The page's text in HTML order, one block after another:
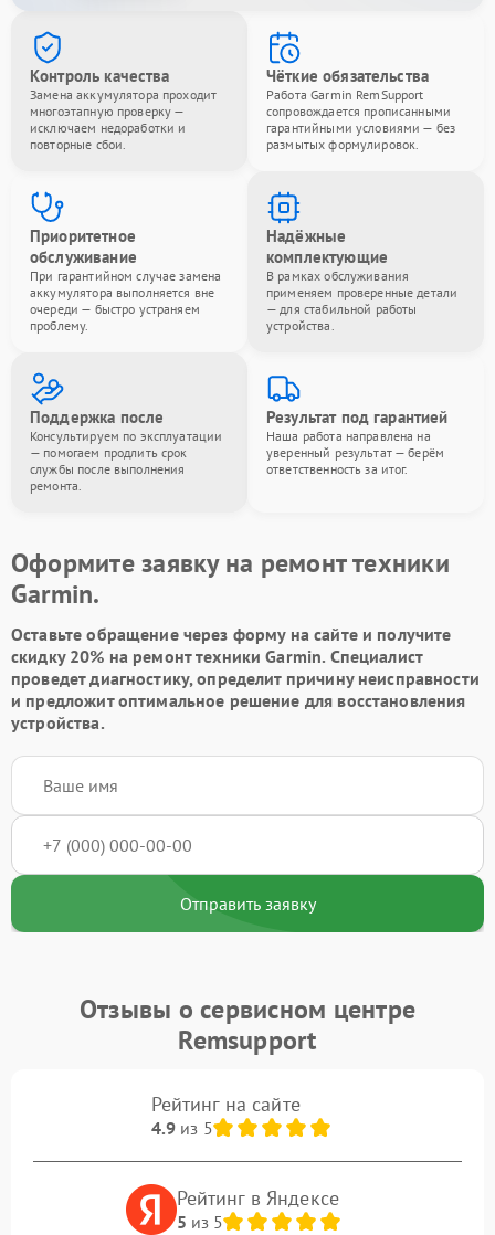
Контроль качества
Замена аккумулятора проходит
многоэтапную проверку —
исключаем недоработки и
повторные сбои.
Чёткие обязательства
Работа Garmin RemSupport
сопровождается прописанными
гарантийными условиями — без
размытых формулировок.
Приоритетное
обслуживание
При гарантийном случае замена
аккумулятора выполняется вне
очереди — быстро устраняем
проблему.
Надёжные
комплектующие
В рамках обслуживания
применяем проверенные детали
— для стабильной работы
устройства.
Поддержка после
Консультируем по эксплуатации
— помогаем продлить срок
службы после выполнения
ремонта.
Результат под гарантией
Наша работа направлена на
уверенный результат — берём
ответственность за итог.
Оформите заявку на ремонт техники
Garmin.
Оставьте обращение через форму на сайте и получите
скидку 20% на ремонт техники Garmin. Специалист
проведет диагностику, определит причину неисправности
и предложит оптимальное решение для восстановления
устройства.
Отправить заявку
Отзывы о сервисном центре
Remsupport
Рейтинг на сайте
4.9из 5
Рейтинг в Яндексе
5 из 5